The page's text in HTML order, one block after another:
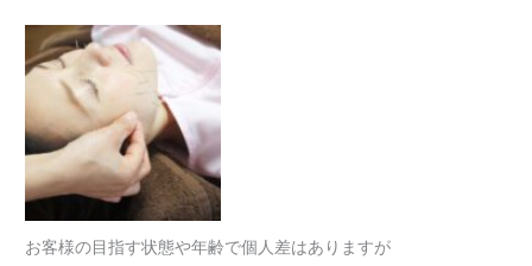
お客様の目指す状態や年齢で個人差はありますが